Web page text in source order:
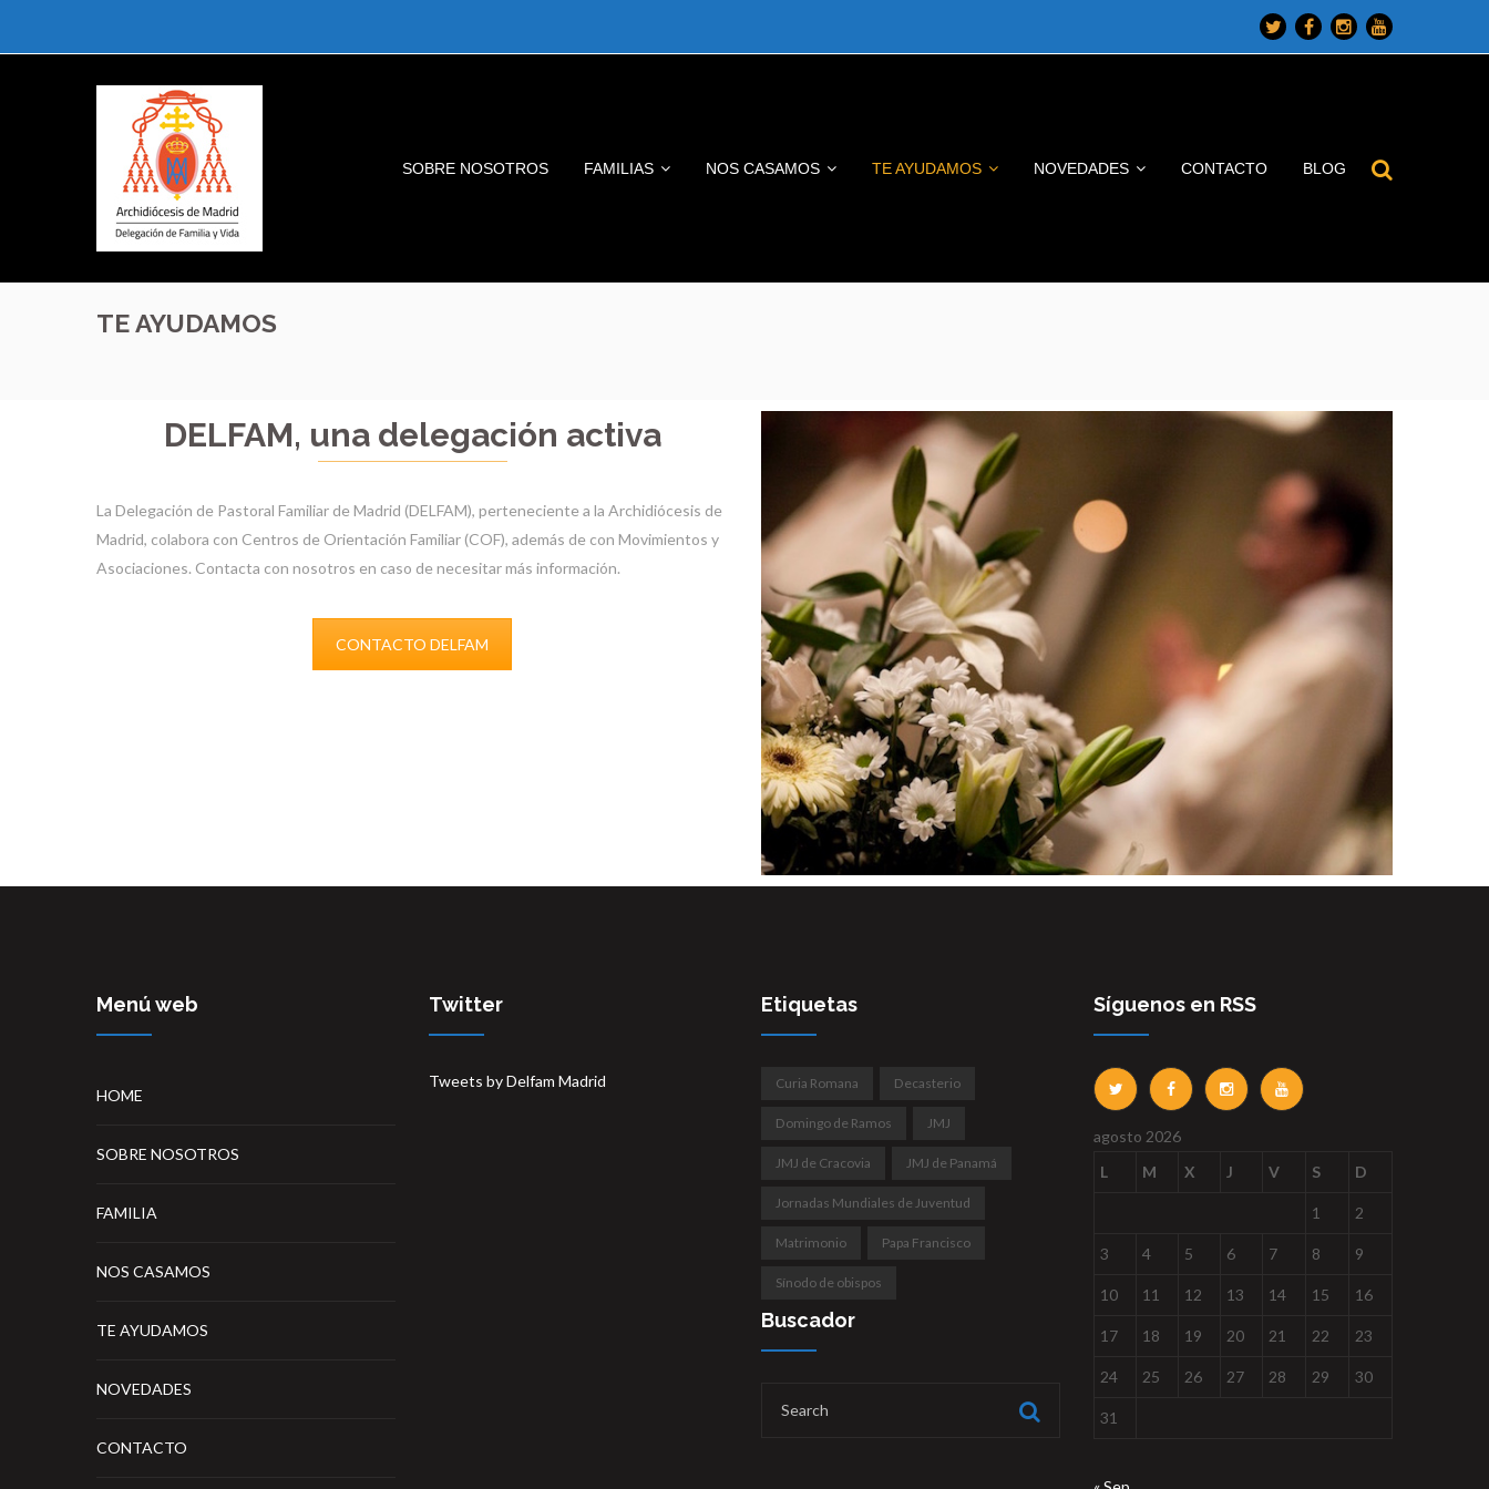
Twitter
Profile
Facebook
Profile
Instagram
Profile
Youtube
Profile
SOBRE NOSOTROS FAMILIAS NOS CASAMOS TE AYUDAMOS NOVEDADES CONTACTO BLOG
TE AYUDAMOS
DELFAM, una delegación activa
La Delegación de Pastoral Familiar de Madrid (DELFAM), perteneciente a la Archidiócesis de
Madrid, colabora con Centros de Orientación Familiar (COF), además de con Movimientos y
Asociaciones. Contacta con nosotros en caso de necesitar más información.
CONTACTO DELFAM
Menú web
HOME
SOBRE NOSOTROS
FAMILIA
NOS CASAMOS
TE AYUDAMOS
NOVEDADES
CONTACTO
Twitter
Tweets by Delfam Madrid
Etiquetas
Curia Romana Decasterio
Domingo de Ramos JMJ
JMJ de Cracovia JMJ de Panamá
Jornadas Mundiales de Juventud
Matrimonio Papa Francisco
Sínodo de obispos
Buscador
Síguenos en RSS
agosto 2026
L
M X J V S D
1 2
3 4 5 6 7 8 9
10 11 12 13 14 15 16
17 18 19 20 21 22 23
24 25 26 27 28 29 30
31